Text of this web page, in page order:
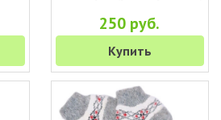
250 руб.
Купить